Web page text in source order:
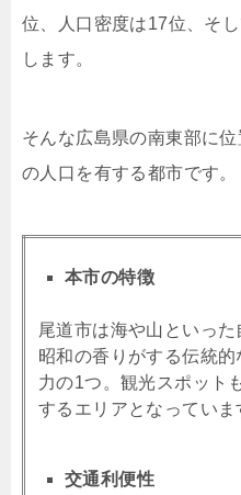
位、人口密度は17位、そ
します。
そんな広島県の南東部に
の人口を有する都市です。
本市の特徴
尾道市は海や山といった
昭和の香りがする伝統
力の1つ。観光スポット
するエリアとなっていま
交通利便性